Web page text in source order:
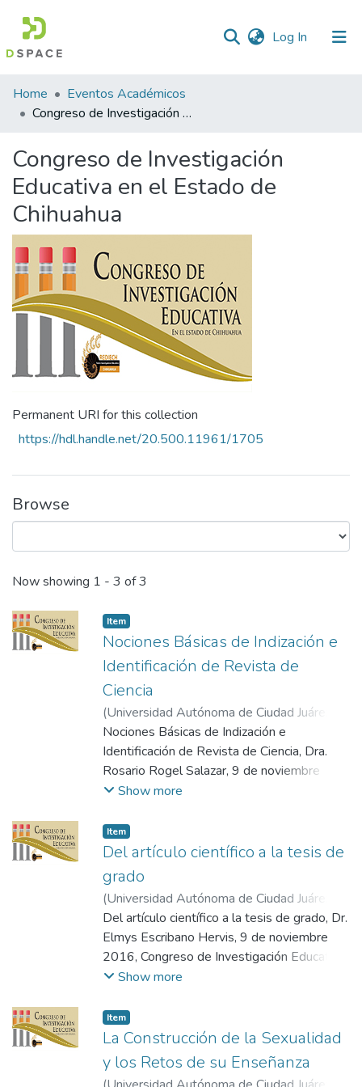
Log In (current)
Statistics
Home
Eventos Académicos
Congreso de Investigación Educativa en el Estado de Chihuahua
Congreso de Investigación
Educativa en el Estado de
Chihuahua
Permanent URI for this collection
https://hdl.handle.net/20.500.11961/1705
Browse
Recent Submissions
Now showing 1 - 3 of 3
Item
Nociones Básicas de Indización e
Identificación de Revista de
Ciencia
(Universidad Autónoma de Ciudad Juárez
2016-11 )Universidad Autónoma de
Ciudad Juárez ;Rogel Salazar, Rosario
Nociones Básicas de Indización e
Identificación de Revista de Ciencia, Dra.
Rosario Rogel Salazar, 9 de noviembre
2016, Congreso de Investigación Educativa
Autónoma de Ciudad Juárez.
Show more
Item
Del artículo científico a la tesis de
grado
(Universidad Autónoma de Ciudad Juárez
2016-11)Universidad Autónoma de
Ciudad Juárez;Escribano Hervis, Elmys
Del artículo científico a la tesis de grado, Dr.
Elmys Escribano Hervis, 9 de noviembre
2016, Congreso de Investigación Educativa
en el Estado de Chihuahua, Universidad
Show more
Item
La Construcción de la Sexualidad
y los Retos de su Enseñanza